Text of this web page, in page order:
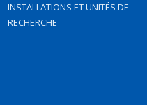
INSTALLATIONS ET UNITÉS DE
RECHERCHE